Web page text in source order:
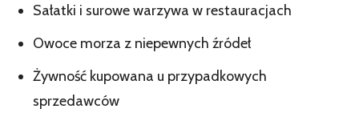
Sałatki i surowe warzywa w restauracjach
Owoce morza z niepewnych źródeł
Żywność kupowana u przypadkowych
sprzedawców